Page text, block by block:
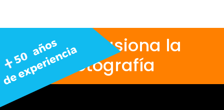
Nos apasiona la
fotografía